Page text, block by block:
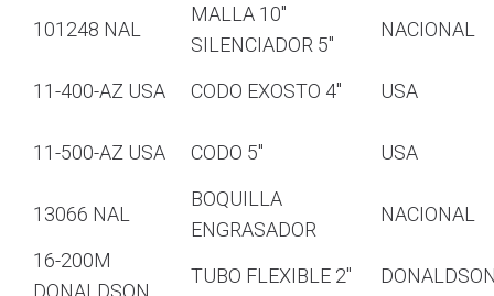
101248 NAL
MALLA 10″
SILENCIADOR 5″
NACIONAL
11-400-AZ USA CODO EXOSTO 4″ USA
11-500-AZ USA CODO 5″ USA
13066 NAL
BOQUILLA
ENGRASADOR
NACIONAL
16-200M
DONALDSON
TUBO FLEXIBLE 2″